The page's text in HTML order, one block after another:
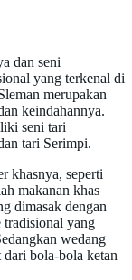
dan seni
yang terkenal di
merupakan
keindahannya.
seni tari
tari Serimpi.
khasnya, seperti
makanan khas
dimasak dengan
tradisional yang
wedang
bola-bola ketan